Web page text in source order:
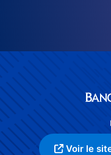
Voir le